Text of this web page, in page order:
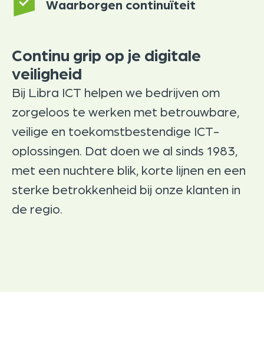
Waarborgen continuïteit
Continu grip op je digitale
veiligheid
Bij Libra ICT helpen we bedrijven om
zorgeloos te werken met betrouwbare,
veilige en toekomstbestendige ICT-
oplossingen. Dat doen we al sinds 1983,
met een nuchtere blik, korte lijnen en een
sterke betrokkenheid bij onze klanten in
de regio.